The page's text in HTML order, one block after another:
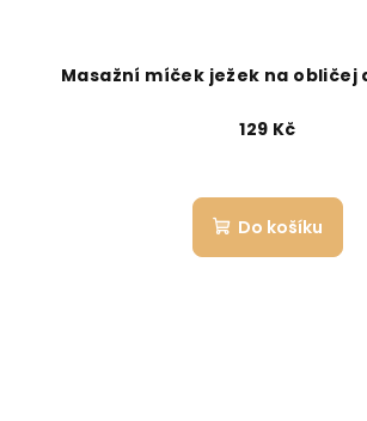
Masažní míček ježek na obličej
129 Kč
Do košíku